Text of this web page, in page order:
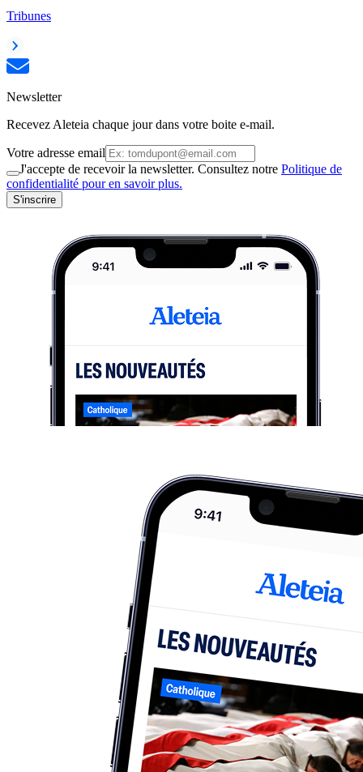
Tribunes
Newsletter
Recevez Aleteia chaque jour dans votre boite e-mail.
Votre adresse email
J'accepte de recevoir la newsletter. Consultez notre Politique de
confidentialité pour en savoir plus.
S'inscrire